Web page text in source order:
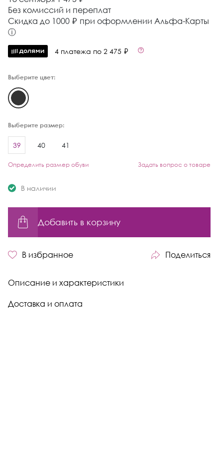
Без комиссий и переплат
Cкидка до 1000 ₽ при оформлении Альфа-Карты
ⓘ
4 платежа по 2 475 ₽
Выберите цвет:
Выберите размер:
39 40 41
Определить размер обуви Задать вопрос о товаре
В наличии
Добавить в корзину
В избранное Поделиться
Описание и характеристики
Доставка и оплата